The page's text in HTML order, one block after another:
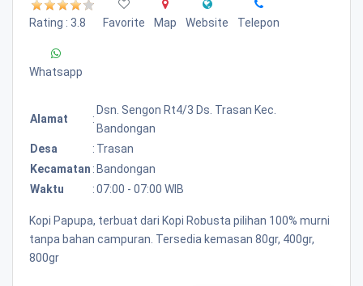
Rating : 3.8 Favorite Map Website Telepon
Whatsapp
Alamat :
Dsn. Sengon Rt4/3 Ds. Trasan Kec.
Bandongan
Desa
: Trasan
Kecamatan : Bandongan
Waktu
:07:00 - 07:00 WIB
Kopi Papupa, terbuat dari Kopi Robusta pilihan 100% murni
tanpa bahan campuran. Tersedia kemasan 80gr, 400gr,
800gr